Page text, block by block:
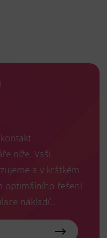
níže. Vaši
a v krátkém
optimálního řešení
nákladů.